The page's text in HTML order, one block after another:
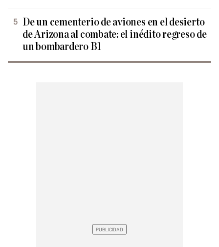
De un cementerio de aviones en el desierto
de Arizona al combate: el inédito regreso de
un bombardero B1